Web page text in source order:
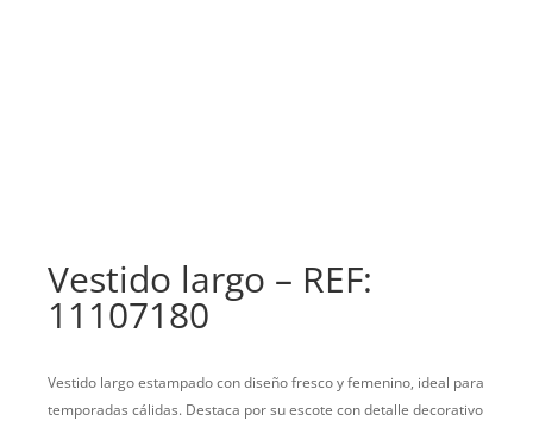
Vestido largo – REF:
11107180
Vestido largo estampado con diseño fresco y femenino, ideal para
temporadas cálidas. Destaca por su escote con detalle decorativo